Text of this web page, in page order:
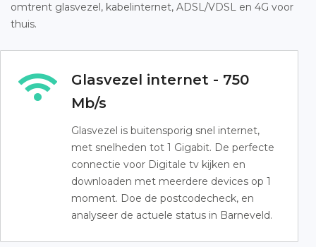
omtrent glasvezel, kabelinternet, ADSL/VDSL en 4G voor
thuis.
Glasvezel internet - 750
Mb/s
Glasvezel is buitensporig snel internet,
met snelheden tot 1 Gigabit. De perfecte
connectie voor Digitale tv kijken en
downloaden met meerdere devices op 1
moment. Doe de postcodecheck, en
analyseer de actuele status in Barneveld.